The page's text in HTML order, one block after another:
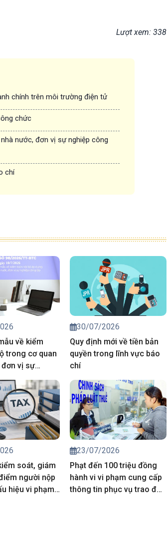
Lượt xem: 338
chính trên môi trường điện tử
chức
nước, đơn vị sự nghiệp công
chí
về kiểm
trong cơ quan
vị sự
lập.
30/07/2026
Quy định mới về tiền bản
quyền trong lĩnh vực báo
chí
soát, giám
người nộp
hiệu vi phạm
23/07/2026
Phạt đến 100 triệu đồng
hành vi vi phạm cung cấp
thông tin phục vụ trao đổi